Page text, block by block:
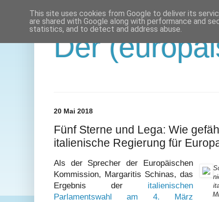
Der
20 Mai 2018
Fünf Sterne und Lega: Wie
italienische Regierung für
Als der Sprecher der Europäischen
Kommission, Margaritis Schinas, das
Ergebnis der italienischen
Parlamentswahl am 4. März
This site uses cookies from Google to deliver its
are shared with Google along with performance and
statistics, and to detect and address abuse.